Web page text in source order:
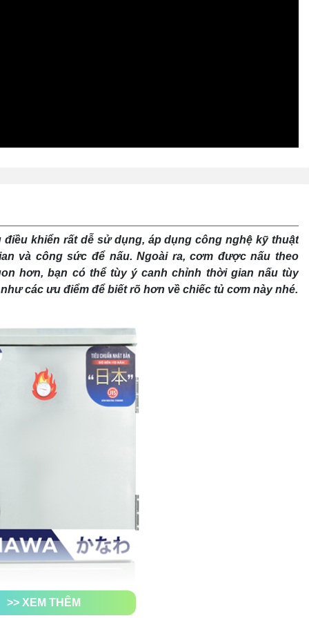
khiển rất dễ sử dụng, áp dụng công nghệ kỹ thuật
và công sức để nấu. Ngoài ra, cơm được nấu theo
hơn, bạn có thể tùy ý canh chỉnh thời gian nấu tùy
các ưu điểm để biết rõ hơn về chiếc tủ cơm này nhé.
>> XEM THÊM